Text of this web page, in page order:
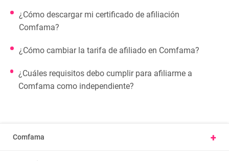
¿Cómo descargar mi certificado de afiliación
Comfama?
¿Cómo cambiar la tarifa de afiliado en Comfama?
¿Cuáles requisitos debo cumplir para afiliarme a
Comfama como independiente?
Comfama +